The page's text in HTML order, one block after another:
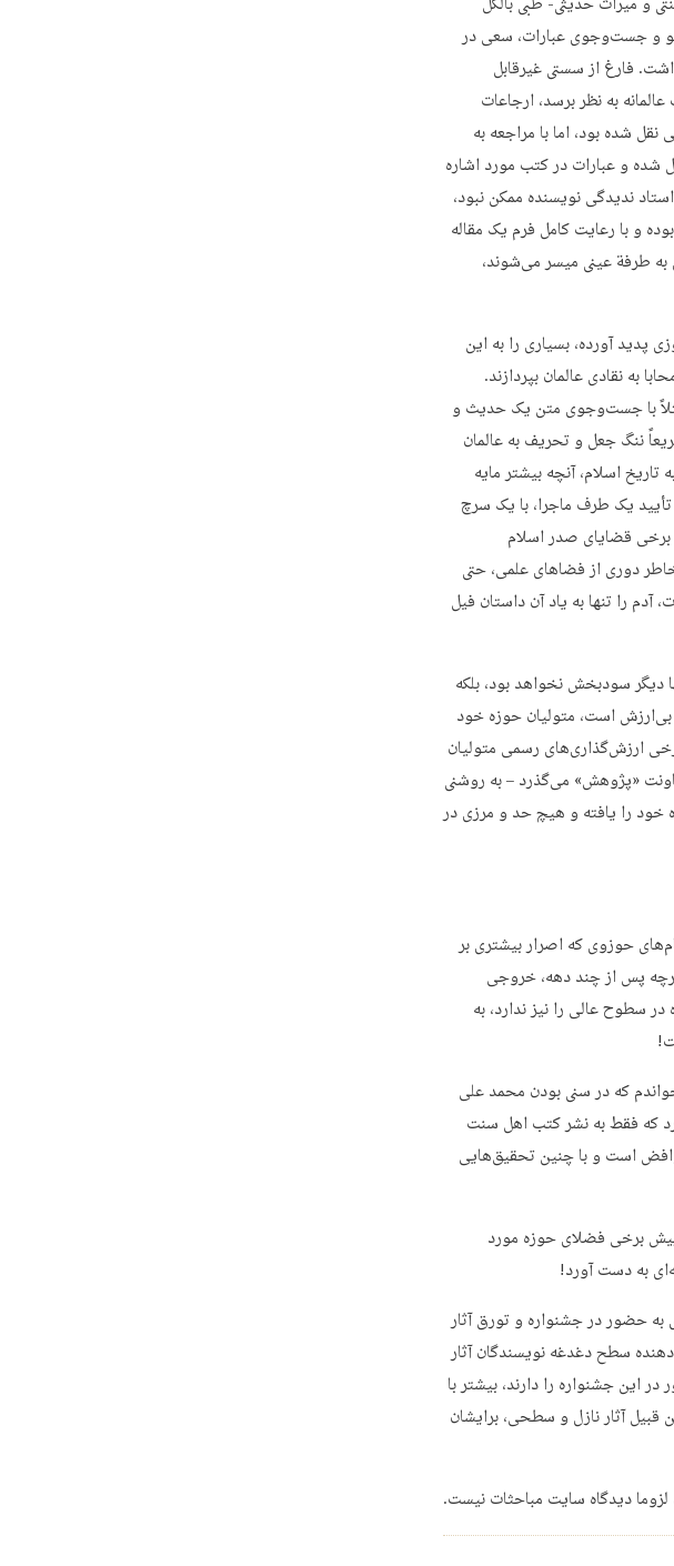
و جست‌وجوی عبارات، سعی در
فارغ از سستی غیرقابل
به نظر برسد، ارجاعات
شده بود، اما با مراجعه به
شده و عبارات در کتب مورد اشاره
ندیدگی نویسنده ممکن نبود،
و با رعایت کامل فرم یک مقاله
به طرفة عینی میسر می‌شوند،
پدید آورده، بسیاری را به این
به نقادی عالمان بپردازند.
مثلاً با جست‌وجوی متن یک حدیث و
ننگ جعل و تحریف به عالمان
اسلام، آنچه بیشتر مایه
یک طرف ماجرا، با یک سرچ
برخی قضایای صدر اسلام
دوری از فضاهای علمی، حتی
آدم را تنها به یاد آن داستان فیل
دیگر سودبخش نخواهد بود، بلکه
بی‌ارزش است، متولیان حوزه خود
برخی ارزش‌گذاری‌های رسمی متولیان
«پژوهش» می‌گذرد – به روشنی
را یافته و هیچ حد و مرزی در
حوزوی که اصرار بیشتری بر
پس از چند دهه، خروجی
سطوح عالی را نیز ندارد، به
که در سنی بودن محمد علی
که فقط به نشر کتب اهل سنت
است و با چنین تحقیق‌هایی
پیش برخی فضلای حوزه مورد
به دست آورد!
حضور در جشنواره و تورق آثار
سطح دغدغه نویسندگان آثار
این جشنواره را دارند، بیشتر با
قبیل آثار نازل و سطحی، برایشان
دیدگاه سایت مباحثات نیست.